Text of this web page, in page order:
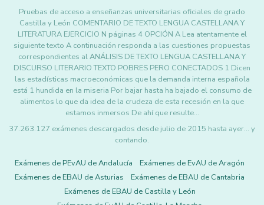
Pruebas de acceso a enseñanzas universitarias oficiales de grado
Castilla y León COMENTARIO DE TEXTO LENGUA CASTELLANA Y
LITERATURA EJERCICIO N páginas 4 OPCIÓN A Lea atentamente el
siguiente texto A continuación responda a las cuestiones propuestas
correspondientes al ANÁLISIS DE TEXTO LENGUA CASTELLANA Y
DISCURSO LITERARIO TEXTO POBRES PERO CONECTADOS 1 Dicen
las estadísticas macroeconómicas que la demanda interna española
está 1 hundida en la miseria Por bajar hasta ha bajado el consumo de
alimentos lo que da idea de la crudeza de esta recesión en la que
estamos inmersos De ahí que resulte…
37.263.127 exámenes descargados desde julio de 2015 hasta ayer... y
contando.
Exámenes de PEvAU de Andalucía
Exámenes de EvAU de Aragón
Exámenes de EBAU de Asturias
Exámenes de EBAU de Cantabria
Exámenes de EBAU de Castilla y León